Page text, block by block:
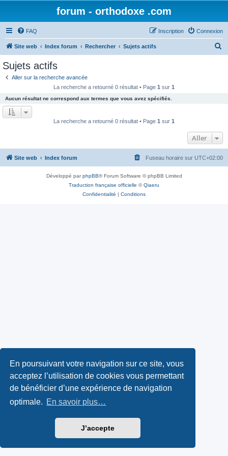
En poursuivant votre navigation sur ce site, vous
acceptez l’utilisation de cookies vous permettant
de bénéficier d’une expérience de navigation
optimale. En savoir plus…
J’accepte
forum - orthodoxe .com
FAQ Connexion
Inscription
Site web Index forum Rechercher Sujets actifs
e
r
Sujets actifs
Aller sur la recherche avancée
La recherche a retourné 0 résultat • Page 1 sur 1
Aucun résultat ne correspond aux termes que vous avez spécifiés.
La recherche a retourné 0 résultat • Page 1 sur 1
Aller
Site web Index forum Fuseau horaire sur UTC+02:00
Développé parphpBB® Forum Software © phpBB Limited
Traduction française officielle ©Qiaeru
Confidentialité | Conditions